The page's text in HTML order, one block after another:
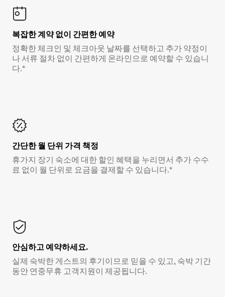
복잡한 계약 없이 간편한 예약
정확한 체크인 및 체크아웃 날짜를 선택하고 추가 약정이
나 서류 절차 없이 간편하게 온라인으로 예약할 수 있습니
다.*
간단한 월 단위 가격 책정
휴가지 장기 숙소에 대한 할인 혜택을 누리면서 추가 수수
료 없이 월 단위로 요금을 결제할 수 있습니다.*
안심하고 예약하세요.
실제 숙박한 게스트의 후기이므로 믿을 수 있고, 숙박 기간
동안 연중무휴 고객지원이 제공됩니다.